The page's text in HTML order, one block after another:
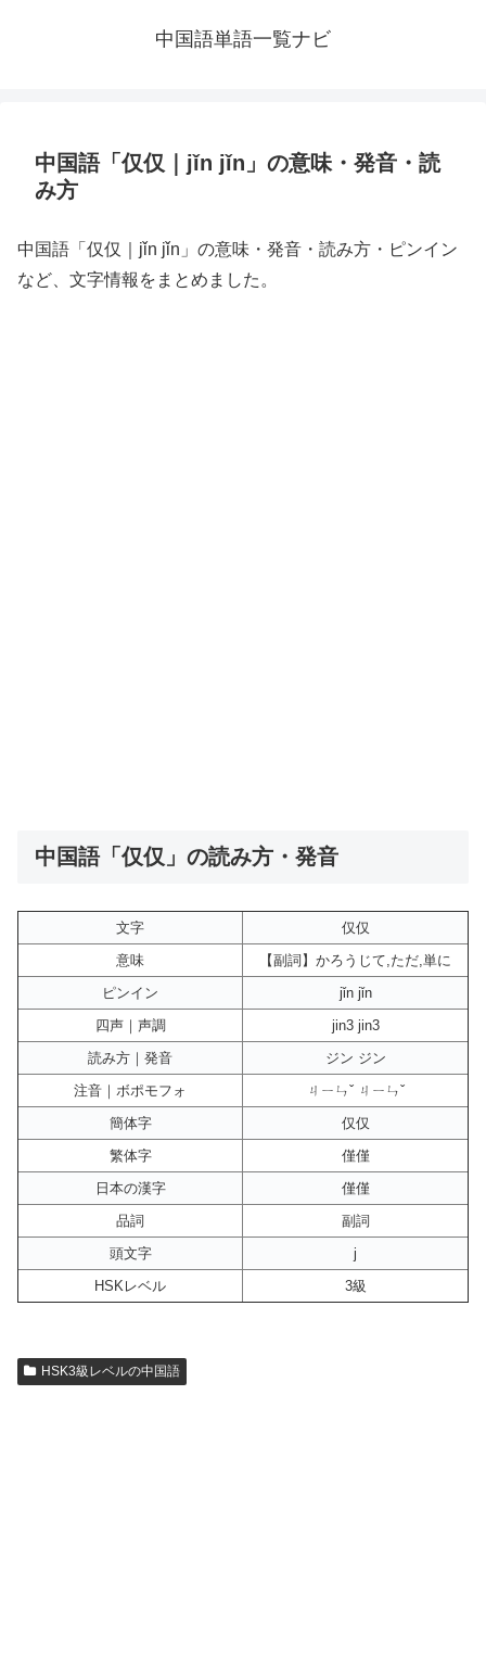
中国語単語一覧ナビ
中国語「仅仅｜jǐn jǐn」の意味・発音・読
み方
中国語「仅仅｜jǐn jǐn」の意味・発音・読み方・ピンイン
など、文字情報をまとめました。
中国語「仅仅」の読み方・発音
文字
仅仅
意味
【副詞】かろうじて,ただ,単に
ピンイン
jǐn jǐn
四声｜声調
jin3 jin3
読み方｜発音
ジン ジン
注音｜ボポモフォ
ㄐㄧㄣˇ ㄐㄧㄣˇ
簡体字
仅仅
繁体字
僅僅
日本の漢字
僅僅
品詞
副詞
頭文字
j
HSKレベル
3級
HSK3級レベルの中国語